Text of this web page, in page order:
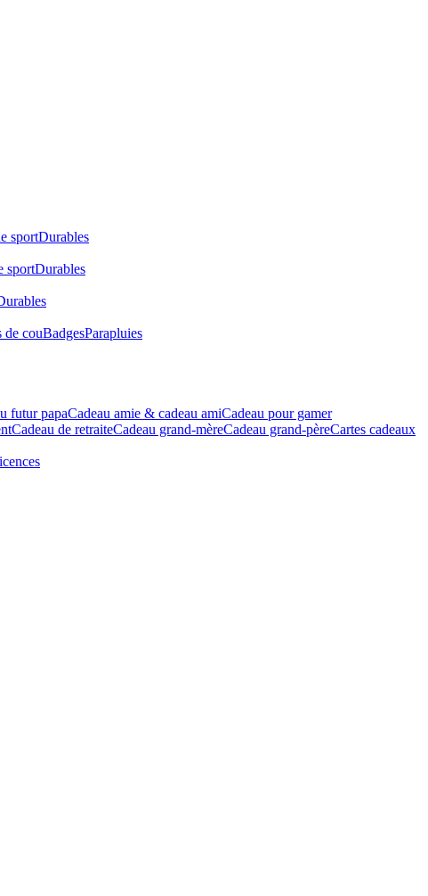
sportDurables
sportDurables
de couBadgesParapluies
futur papaCadeau amie & cadeau amiCadeau pour gamer
Cadeau de retraiteCadeau grand-mèreCadeau grand-pèreCartes cadeaux